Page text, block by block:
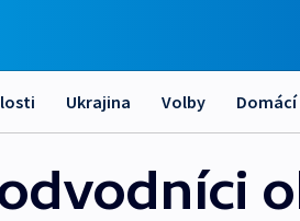
Ukrajina Volby Domácí